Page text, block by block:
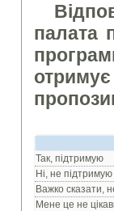
палата
Так, підтримую
Ні, не підтримую
Важко сказати,
Мене це не